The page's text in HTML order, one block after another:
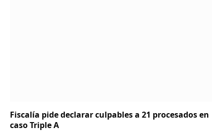
Fiscalía pide declarar culpables a 21 procesados en
caso Triple A